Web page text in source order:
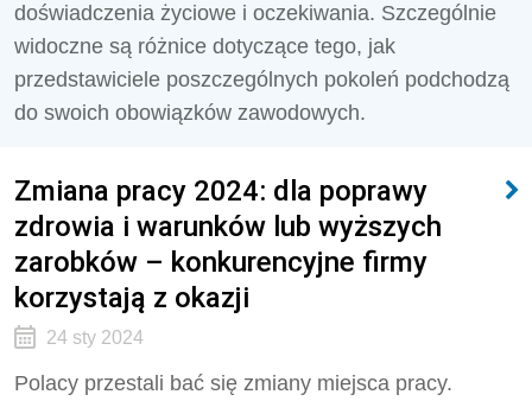
doświadczenia życiowe i oczekiwania. Szczególnie
widoczne są różnice dotyczące tego, jak
przedstawiciele poszczególnych pokoleń podchodzą
do swoich obowiązków zawodowych.
Zmiana pracy 2024: dla poprawy
zdrowia i warunków lub wyższych
zarobków – konkurencyjne firmy
korzystają z okazji
24 sty 2024
Polacy przestali bać się zmiany miejsca pracy.